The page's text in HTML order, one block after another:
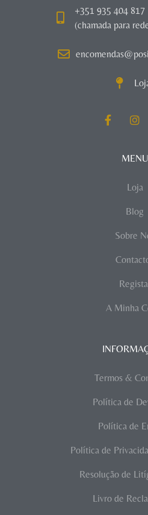
+351 935 404 817
(chamada para
MENU
Loja
Blog
Sobre
A Minha
Termos &
Política de
Política de
Política de
Resolução de
Livro de